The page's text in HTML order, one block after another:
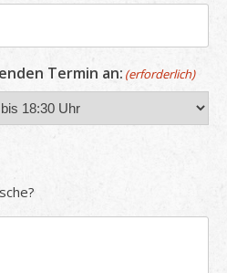
Termin an: (erforderlich)